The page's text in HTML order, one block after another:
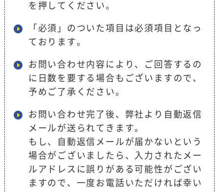
を押してください。
「必須」のついた項目は必須項目となっ
ております。
お問い合わせ内容により、ご回答するの
に日数を要する場合もございますので、
予めご了承ください。
お問い合わせ完了後、弊社より自動返信
メールが送られてきます。
もし、自動返信メールが届かないという
場合がございましたら、入力されたメー
ルアドレスに誤りがある可能性がござい
ますので、一度お電話いただければ幸い